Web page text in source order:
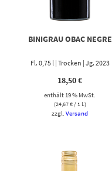
BINIGRAU OBAC NEGRE
Fl. 0,75 l | Trocken | Jg. 2023
18,50€
enthält 19 % MwSt.
(24,67€/ 1 L)
zzgl.Versand